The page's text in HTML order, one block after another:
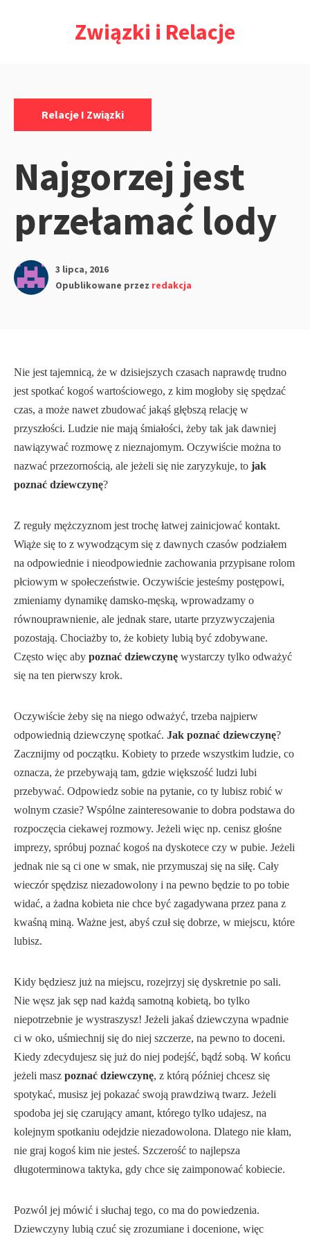
Związki i Relacje
Relacje I Związki
Najgorzej jest
przełamać lody
3 lipca, 2016
Opublikowane przez redakcja
Nie jest tajemnicą, że w dzisiejszych czasach naprawdę trudno
jest spotkać kogoś wartościowego, z kim mogłoby się spędzać
czas, a może nawet zbudować jakąś głębszą relację w
przyszłości. Ludzie nie mają śmiałości, żeby tak jak dawniej
nawiązywać rozmowę z nieznajomym. Oczywiście można to
nazwać przezornością, ale jeżeli się nie zaryzykuje, to jak
poznać dziewczynę?
Z reguły mężczyznom jest trochę łatwej zainicjować kontakt.
Wiąże się to z wywodzącym się z dawnych czasów podziałem
na odpowiednie i nieodpowiednie zachowania przypisane rolom
płciowym w społeczeństwie. Oczywiście jesteśmy postępowi,
zmieniamy dynamikę damsko-męską, wprowadzamy o
równouprawnienie, ale jednak stare, utarte przyzwyczajenia
pozostają. Chociażby to, że kobiety lubią być zdobywane.
Często więc aby poznać dziewczynę wystarczy tylko odważyć
się na ten pierwszy krok.
Oczywiście żeby się na niego odważyć, trzeba najpierw
odpowiednią dziewczynę spotkać. Jak poznać dziewczynę?
Zacznijmy od początku. Kobiety to przede wszystkim ludzie, co
oznacza, że przebywają tam, gdzie większość ludzi lubi
przebywać. Odpowiedz sobie na pytanie, co ty lubisz robić w
wolnym czasie? Wspólne zainteresowanie to dobra podstawa do
rozpoczęcia ciekawej rozmowy. Jeżeli więc np. cenisz głośne
imprezy, spróbuj poznać kogoś na dyskotece czy w pubie. Jeżeli
jednak nie są ci one w smak, nie przymuszaj się na siłę. Cały
wieczór spędzisz niezadowolony i na pewno będzie to po tobie
widać, a żadna kobieta nie chce być zagadywana przez pana z
kwaśną miną. Ważne jest, abyś czuł się dobrze, w miejscu, które
lubisz.
Kidy będziesz już na miejscu, rozejrzyj się dyskretnie po sali.
Nie węsz jak sęp nad każdą samotną kobietą, bo tylko
niepotrzebnie je wystraszysz! Jeżeli jakaś dziewczyna wpadnie
ci w oko, uśmiechnij się do niej szczerze, na pewno to doceni.
Kiedy zdecydujesz się już do niej podejść, bądź sobą. W końcu
jeżeli masz poznać dziewczynę, z którą później chcesz się
spotykać, musisz jej pokazać swoją prawdziwą twarz. Jeżeli
spodoba jej się czarujący amant, którego tylko udajesz, na
kolejnym spotkaniu odejdzie niezadowolona. Dlatego nie kłam,
nie graj kogoś kim nie jesteś. Szczerość to najlepsza
długoterminowa taktyka, gdy chce się zaimponować kobiecie.
Pozwól jej mówić i słuchaj tego, co ma do powiedzenia.
Dziewczyny lubią czuć się zrozumiane i docenione, więc